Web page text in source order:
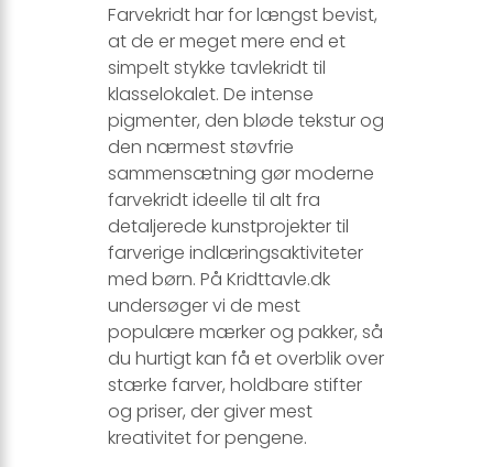
Farvekridt har for længst bevist,
at de er meget mere end et
simpelt stykke tavlekridt til
klasselokalet. De intense
pigmenter, den bløde tekstur og
den nærmest støvfrie
sammensætning gør moderne
farvekridt ideelle til alt fra
detaljerede kunstprojekter til
farverige indlæringsaktiviteter
med børn. På Kridttavle.dk
undersøger vi de mest
populære mærker og pakker, så
du hurtigt kan få et overblik over
stærke farver, holdbare stifter
og priser, der giver mest
kreativitet for pengene.